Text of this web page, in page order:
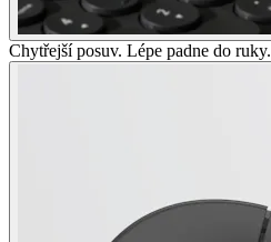
Chytřejší posuv. Lépe padne do ruky.